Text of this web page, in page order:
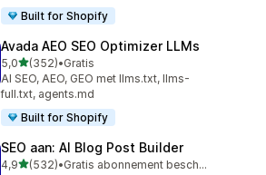
Built for Shopify
Avada AEO SEO Optimizer LLMs
5,0van 5 sterren
(352)
352 recensies in totaal
•Gratis
AI SEO, AEO, GEO met llms.txt, llms-
full.txt, agents.md
Built for Shopify
SEO aan: AI Blog Post Builder
4,9van 5 sterren
(532)
532 recensies in totaal
•
Gratis abonnement beschikbaar